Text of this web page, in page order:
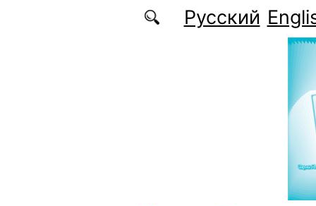
Перейти к основному содержаниюРусский